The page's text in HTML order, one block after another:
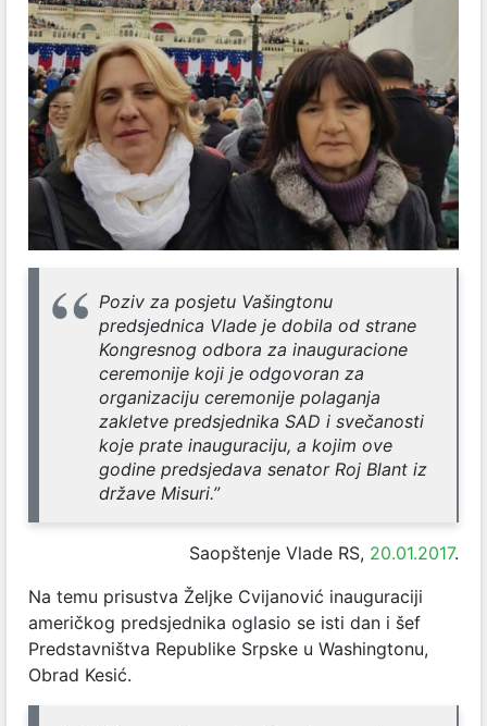
Poziv za posjetu Vašingtonu
predsjednica Vlade je dobila od strane
Kongresnog odbora za inauguracione
ceremonije koji je odgovoran za
organizaciju ceremonije polaganja
zakletve predsjednika SAD i svečanosti
koje prate inauguraciju, a kojim ove
godine predsjedava senator Roj Blant iz
države Misuri.”
Saopštenje Vlade RS, 20.01.2017.
Na temu prisustva Željke Cvijanović inauguraciji
američkog predsjednika oglasio se isti dan i šef
Predstavništva Republike Srpske u Washingtonu,
Obrad Kesić.